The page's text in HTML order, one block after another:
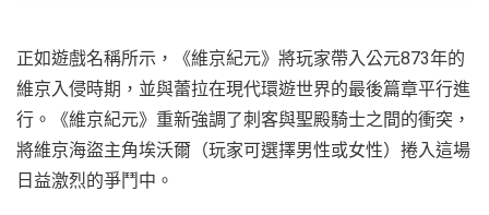
正如遊戲名稱所示，《維京紀元》將玩家帶入公元873年的
維京入侵時期，並與蕾拉在現代環遊世界的最後篇章平行進
行。《維京紀元》重新強調了刺客與聖殿騎士之間的衝突，
將維京海盜主角埃沃爾（玩家可選擇男性或女性）捲入這場
日益激烈的爭鬥中。